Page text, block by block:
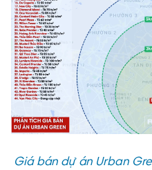
Giá bán dự án Urban